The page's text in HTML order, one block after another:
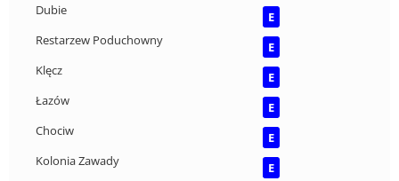
Dubie
E
Restarzew Poduchowny
E
Klęcz
E
Łazów
E
Chociw
E
Kolonia Zawady
E